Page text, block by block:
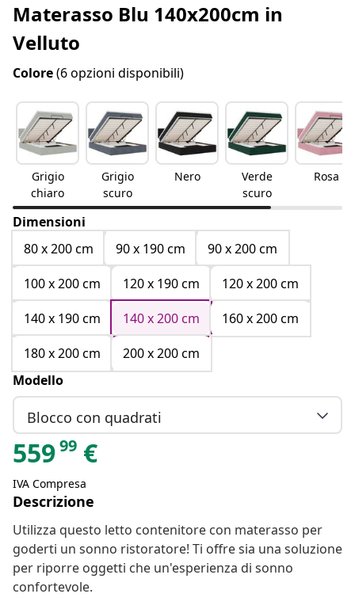
Materasso Blu 140x200cm in
Velluto
Colore(6 opzioni disponibili)
Grigio
chiaro
Grigio
scuro
Nero
Verde
scuro
Rosa
Dimensioni
80 x 200 cm
90 x 190 cm
90 x 200 cm
100 x 200 cm
120 x 190 cm
120 x 200 cm
140 x 190 cm
140 x 200 cm
160 x 200 cm
180 x 200 cm
200 x 200 cm
Modello
Blocco con quadrati
55999 €
IVA Compresa
Descrizione
Utilizza questo letto contenitore con materasso per
goderti un sonno ristoratore! Ti offre sia una soluzione
per riporre oggetti che un'esperienza di sonno
confortevole.